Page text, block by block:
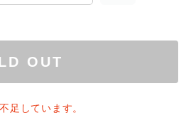
OUT
足しています。